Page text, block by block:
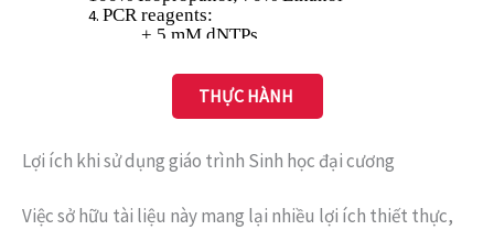
THỰC HÀNH
Lợi ích khi sử dụng giáo trình Sinh học đại cương
Việc sở hữu tài liệu này mang lại nhiều lợi ích thiết thực,